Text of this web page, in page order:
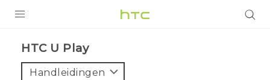
VIVE
HTC U Play‎
Handleidingen